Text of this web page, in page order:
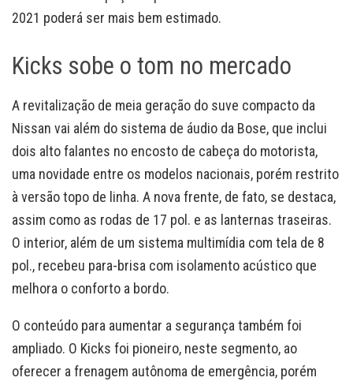
2021 poderá ser mais bem estimado.
Kicks sobe o tom no mercado
A revitalização de meia geração do suve compacto da
Nissan vai além do sistema de áudio da Bose, que inclui
dois alto falantes no encosto de cabeça do motorista,
uma novidade entre os modelos nacionais, porém restrito
à versão topo de linha. A nova frente, de fato, se destaca,
assim como as rodas de 17 pol. e as lanternas traseiras.
O interior, além de um sistema multimídia com tela de 8
pol., recebeu para-brisa com isolamento acústico que
melhora o conforto a bordo.
O conteúdo para aumentar a segurança também foi
ampliado. O Kicks foi pioneiro, neste segmento, ao
oferecer a frenagem autônoma de emergência, porém